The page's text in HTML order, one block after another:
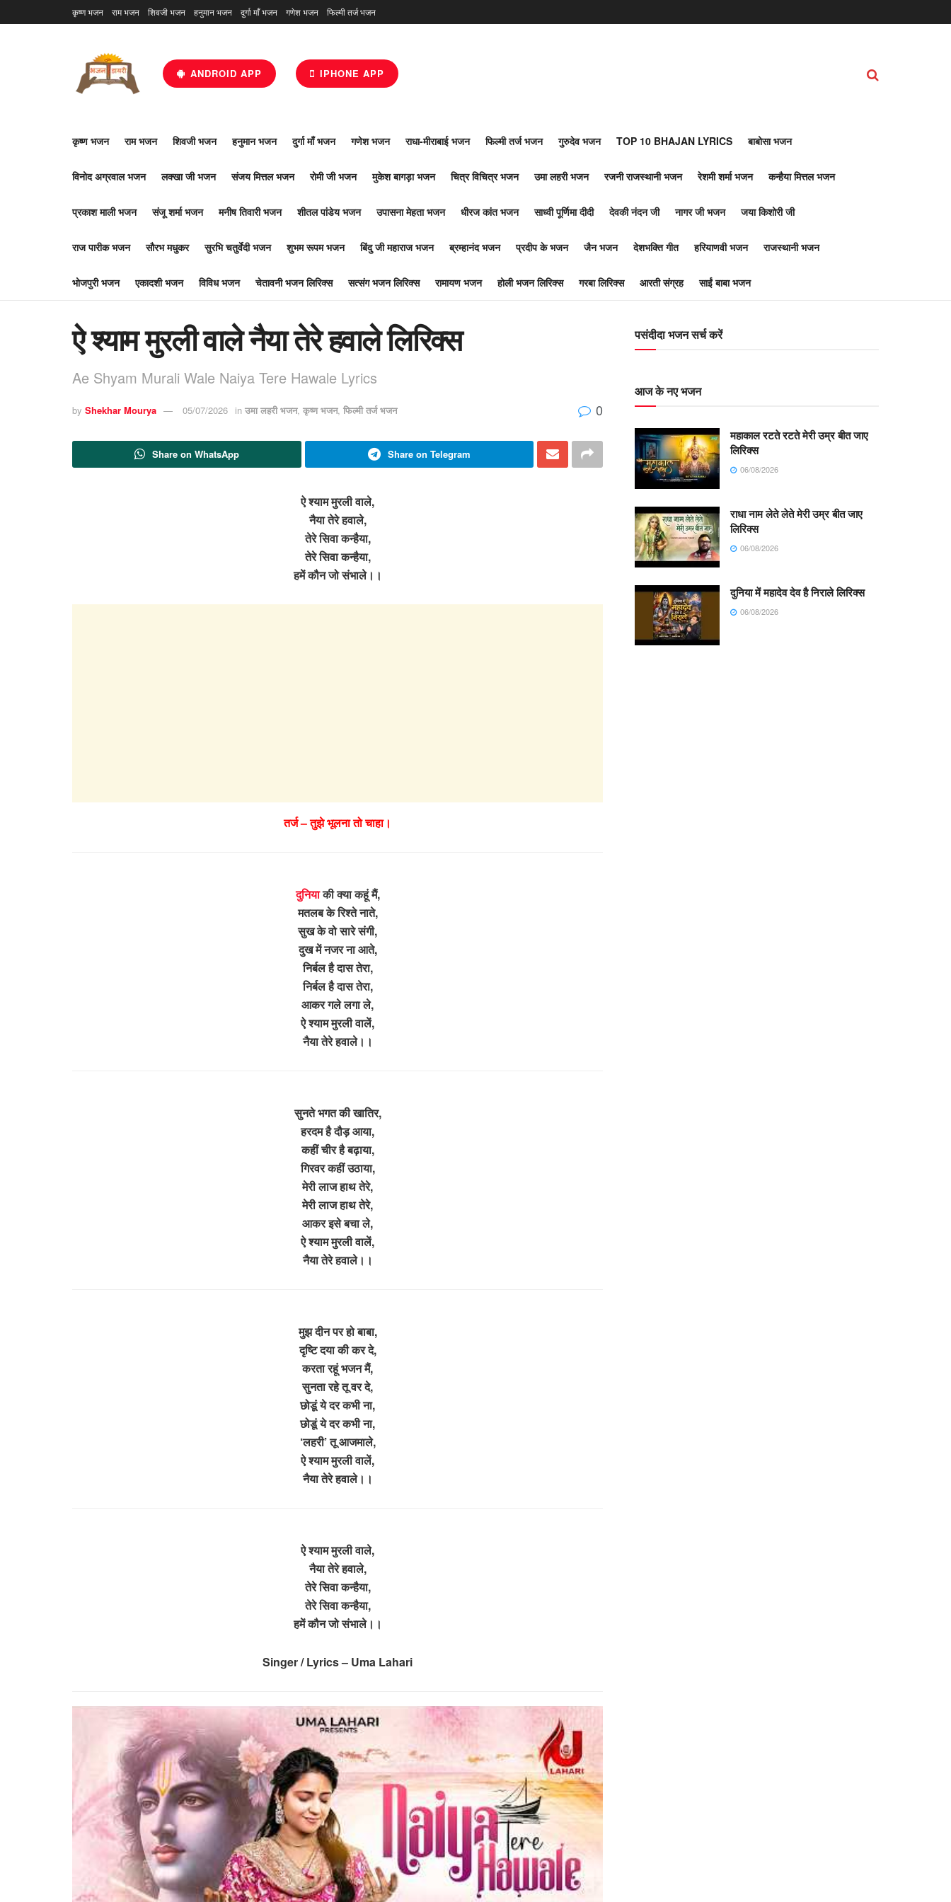
कृष्ण भजन राम भजन शिवजी भजन हनुमान भजन दुर्गा माँ भजन गणेश भजन फिल्मी तर्ज भजन
ANDROID APP IPHONE APP
कृष्ण भजन राम भजन शिवजी भजन हनुमान भजन दुर्गा माँ भजन गणेश भजन राधा-मीराबाई भजन फिल्मी तर्ज भजन गुरुदेव भजन TOP 10 BHAJAN LYRICS बाबोसा भजन
विनोद अग्रवाल भजन लक्खा जी भजन संजय मित्तल भजन रोमी जी भजन मुकेश बागड़ा भजन चित्र विचित्र भजन उमा लहरी भजन रजनी राजस्थानी भजन रेशमी शर्मा भजन कन्हैया मित्तल भजन
प्रकाश माली भजन संजू शर्मा भजन मनीष तिवारी भजन शीतल पांडेय भजन उपासना मेहता भजन धीरज कांत भजन साध्वी पूर्णिमा दीदी देवकी नंदन जी नागर जी भजन जया किशोरी जी
राज पारीक भजन सौरभ मधुकर सुरभि चतुर्वेदी भजन शुभम रूपम भजन बिंदु जी महाराज भजन ब्रम्हानंद भजन प्रदीप के भजन जैन भजन देशभक्ति गीत हरियाणवी भजन राजस्थानी भजन
भोजपुरी भजन एकादशी भजन विविध भजन चेतावनी भजन लिरिक्स सत्संग भजन लिरिक्स रामायण भजन होली भजन लिरिक्स गरबा लिरिक्स आरती संग्रह साईं बाबा भजन
ऐ श्याम मुरली वाले नैया तेरे हवाले लिरिक्स
Ae Shyam Murali Wale Naiya Tere Hawale Lyrics
by Shekhar Mourya 05/07/2026 in उमा लहरी भजन, कृष्ण भजन, फिल्मी तर्ज भजन 0
Share on WhatsApp Share on Telegram
ऐ श्याम मुरली वाले,
नैया तेरे हवाले,
तेरे सिवा कन्हैया,
तेरे सिवा कन्हैया,
हमें कौन जो संभाले।।
तर्ज – तुझे भूलना तो चाहा।
दुनियाकी क्या कहूं मैं,
मतलब के रिश्ते नाते,
सुख के वो सारे संगी,
दुख में नजर ना आते,
निर्बल है दास तेरा,
निर्बल है दास तेरा,
आकर गले लगा ले,
ऐ श्याम मुरली वालें,
नैया तेरे हवाले।।
सुनते भगत की खातिर,
हरदम है दौड़ आया,
कहीं चीर है बढ़ाया,
गिरवर कहीं उठाया,
मेरी लाज हाथ तेरे,
मेरी लाज हाथ तेरे,
आकर इसे बचा ले,
ऐ श्याम मुरली वालें,
नैया तेरे हवाले।।
मुझ दीन पर हो बाबा,
दृष्टि दया की कर दे,
करता रहूं भजन मैं,
सुनता रहे तू वर दे,
छोडूं ये दर कभी ना,
छोडूं ये दर कभी ना,
‘लहरी’ तू आजमाले,
ऐ श्याम मुरली वालें,
नैया तेरे हवाले।।
ऐ श्याम मुरली वाले,
नैया तेरे हवाले,
तेरे सिवा कन्हैया,
तेरे सिवा कन्हैया,
हमें कौन जो संभाले।।
Singer / Lyrics – Uma Lahari
पसंदीदा भजन सर्च करें
आज के नए भजन
महाकाल रटते रटते मेरी उम्र बीत जाए
लिरिक्स
06/08/2026
राधा नाम लेते लेते मेरी उम्र बीत जाए
लिरिक्स
06/08/2026
दुनिया में महादेव देव है निराले लिरिक्स
06/08/2026